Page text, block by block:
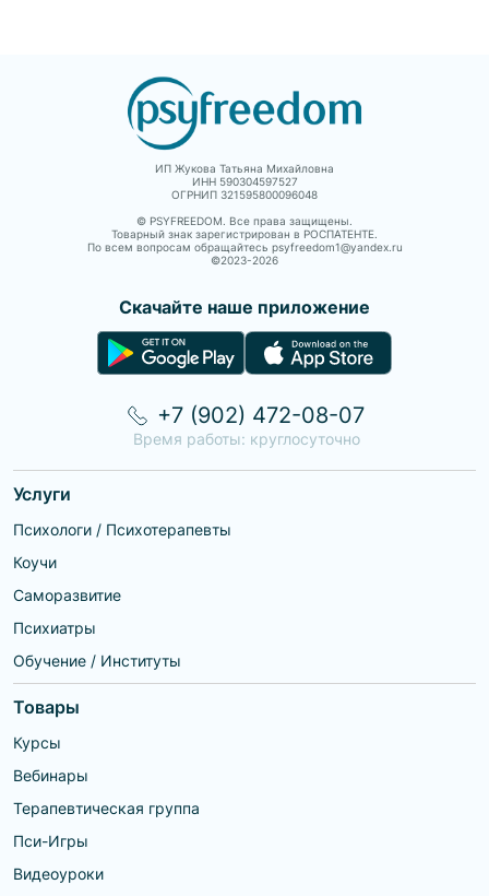
ИП Жукова Татьяна Михайловна
ИНН 590304597527
ОГРНИП 321595800096048
© PSYFREEDOM. Все права защищены.
Товарный знак зарегистрирован в РОСПАТЕНТЕ.
По всем вопросам обращайтесь psyfreedom1@yandex.ru
©2023-2026
Скачайте наше приложение
Услуги
Психологи / Психотерапевты
Коучи
Саморазвитие
Психиатры
Обучение / Институты
Товары
Курсы
Вебинары
Терапевтическая группа
Пси-Игры
Видеоуроки
+7 (902) 472-08-07
Время работы: круглосуточно